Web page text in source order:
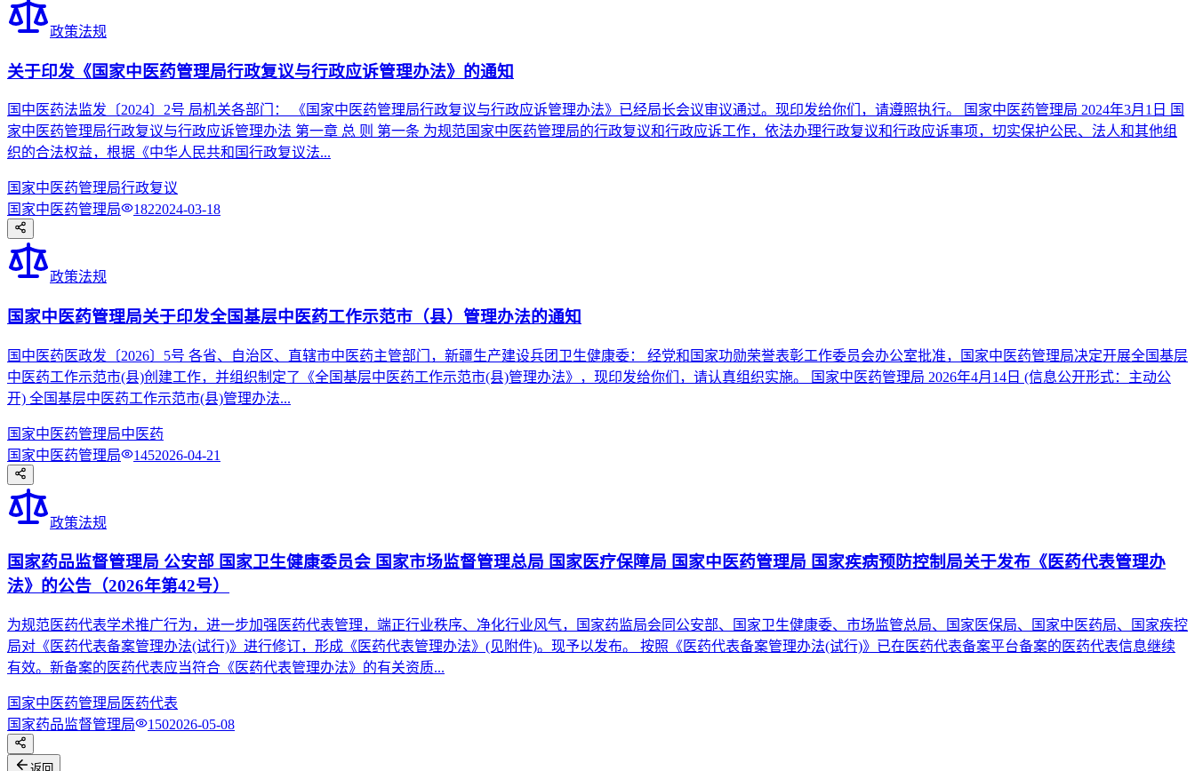
政策法规
关于印发《国家中医药管理局行政复议与行政应诉管理办法》的通知
国中医药法监发〔2024〕2号 局机关各部门： 《国家中医药管理局行政复议与行政应诉管理办法》已经局长会议审议通过。现印发给你们，请遵照执行。 国家中医药管理局 2024年3月1日 国
家中医药管理局行政复议与行政应诉管理办法 第一章 总 则 第一条 为规范国家中医药管理局的行政复议和行政应诉工作，依法办理行政复议和行政应诉事项，切实保护公民、法人和其他组
织的合法权益，根据《中华人民共和国行政复议法...
国家中医药管理局行政复议
国家中医药管理局
1822024-03-18
政策法规
国家中医药管理局关于印发全国基层中医药工作示范市（县）管理办法的通知
国中医药医政发〔2026〕5号 各省、自治区、直辖市中医药主管部门，新疆生产建设兵团卫生健康委： 经党和国家功勋荣誉表彰工作委员会办公室批准，国家中医药管理局决定开展全国基层
中医药工作示范市(县)创建工作，并组织制定了《全国基层中医药工作示范市(县)管理办法》，现印发给你们，请认真组织实施。 国家中医药管理局 2026年4月14日 (信息公开形式：主动公
开) 全国基层中医药工作示范市(县)管理办法...
国家中医药管理局中医药
国家中医药管理局
1452026-04-21
政策法规
国家药品监督管理局 公安部 国家卫生健康委员会 国家市场监督管理总局 国家医疗保障局 国家中医药管理局 国家疾病预防控制局关于发布《医药代表管理办
法》的公告（2026年第42号）
为规范医药代表学术推广行为，进一步加强医药代表管理，端正行业秩序、净化行业风气，国家药监局会同公安部、国家卫生健康委、市场监管总局、国家医保局、国家中医药局、国家疾控
局对《医药代表备案管理办法(试行)》进行修订，形成《医药代表管理办法》(见附件)。现予以发布。 按照《医药代表备案管理办法(试行)》已在医药代表备案平台备案的医药代表信息继续
有效。新备案的医药代表应当符合《医药代表管理办法》的有关资质...
国家中医药管理局 医药代表
国家药品监督管理局
1502026-05-08